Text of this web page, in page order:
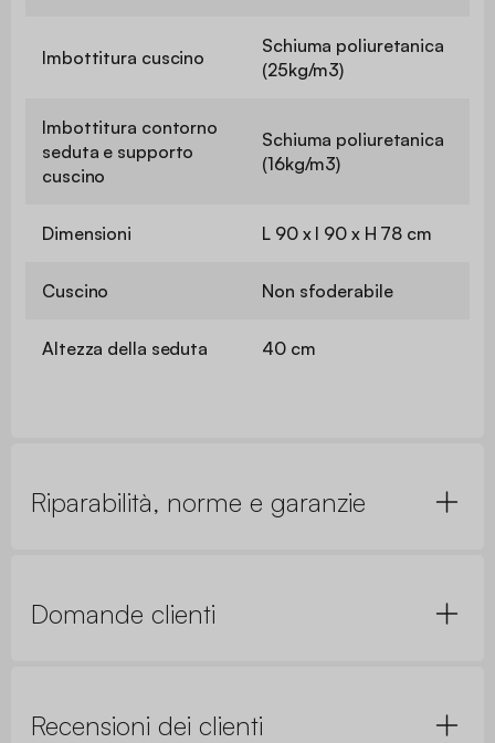
Imbottitura cuscino
Schiuma poliuretanica
(25kg/m3)
Imbottitura contorno
seduta e supporto
cuscino
Schiuma poliuretanica
(16kg/m3)
Dimensioni L 90 x l 90 x H 78 cm
Cuscino Non sfoderabile
Altezza della seduta 40 cm
Riparabilità, norme e garanzie
Domande clienti
Recensioni dei clienti